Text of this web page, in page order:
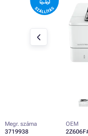
Megr. száma
3719938
OEM